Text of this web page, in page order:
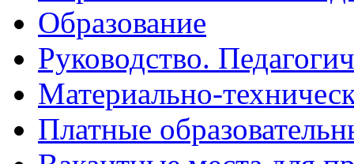
Образование
Руководство.
Материально-
Платные